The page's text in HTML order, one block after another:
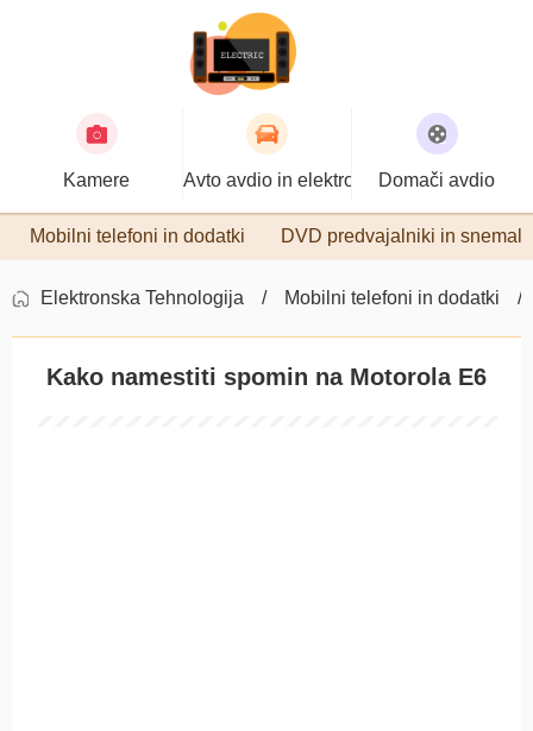
Kamere Avto avdio in elektronikaDomači avdio
Mobilni telefoni in dodatki DVD predvajalniki in
Elektronska Tehnologija Mobilni telefoni in dodatki
Kako namestiti spomin na Motorola E6